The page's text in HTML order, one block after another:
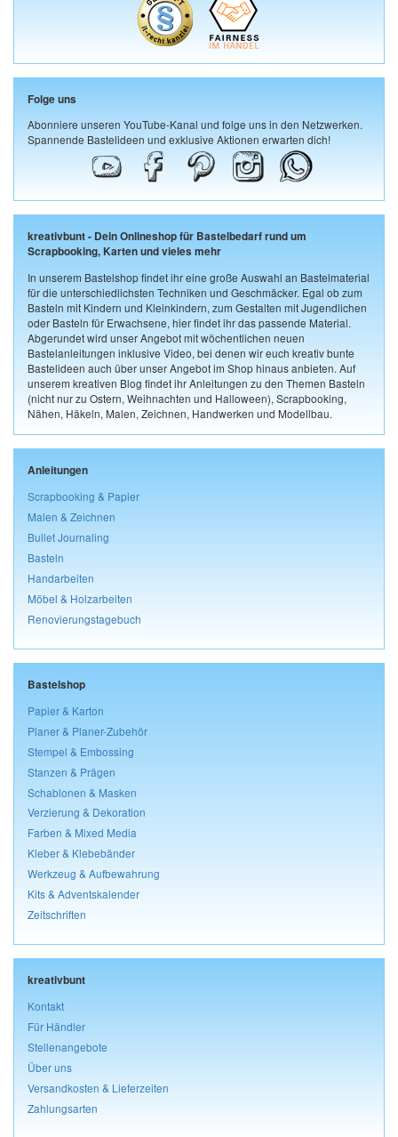
Folge uns
Abonniere unseren YouTube-Kanal und folge uns in den Netzwerken.
Spannende Bastelideen und exklusive Aktionen erwarten dich!
kreativbunt - Dein Onlineshop für Bastelbedarf rund um
Scrapbooking, Karten und vieles mehr
In unserem Bastelshop findet ihr eine große Auswahl an Bastelmaterial
für die unterschiedlichsten Techniken und Geschmäcker. Egal ob zum
Basteln mit Kindern und Kleinkindern, zum Gestalten mit Jugendlichen
oder Basteln für Erwachsene, hier findet ihr das passende Material.
Abgerundet wird unser Angebot mit wöchentlichen neuen
Bastelanleitungen inklusive Video, bei denen wir euch kreativ bunte
Bastelideen auch über unser Angebot im Shop hinaus anbieten. Auf
unserem kreativen Blog findet ihr Anleitungen zu den Themen Basteln
(nicht nur zu Ostern, Weihnachten und Halloween), Scrapbooking,
Nähen, Häkeln, Malen, Zeichnen, Handwerken und Modellbau.
Anleitungen
Scrapbooking & Papier
Malen & Zeichnen
Bullet Journaling
Basteln
Handarbeiten
Möbel & Holzarbeiten
Renovierungstagebuch
Bastelshop
Papier & Karton
Planer & Planer-Zubehör
Stempel & Embossing
Stanzen & Prägen
Schablonen & Masken
Verzierung & Dekoration
Farben & Mixed Media
Kleber & Klebebänder
Werkzeug & Aufbewahrung
Kits & Adventskalender
Zeitschriften
kreativbunt
Kontakt
Für Händler
Stellenangebote
Über uns
Versandkosten & Lieferzeiten
Zahlungsarten